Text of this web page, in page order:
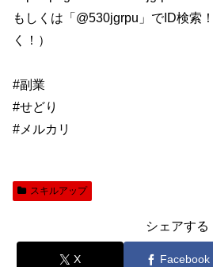
もしくは「@530jgrpu」でID検索
く！）
#副業
#せどり
#メルカリ
スキルアップ
シェアする
X Facebook